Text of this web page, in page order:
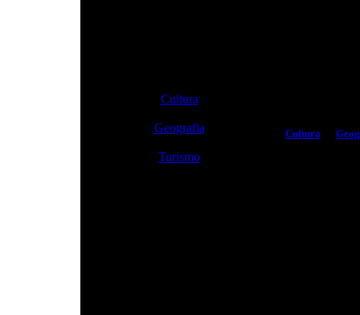
Cultura
Geografia
Turismo
Cultura